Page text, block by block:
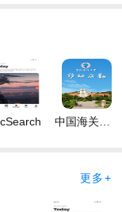
加优质的音乐效
可以看到自己的
中国海关归类化验
更多+